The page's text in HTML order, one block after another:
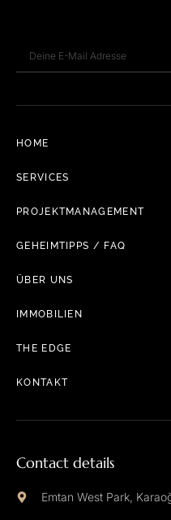
HOME
SERVICES
PROJEKTMANAGEMENT
GEHEIMTIPPS / FAQ
ÜBER UNS
IMMOBILIEN
THE EDGE
KONTAKT
Contact details
Emtan West Park,